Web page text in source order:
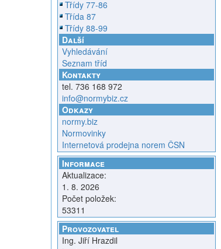
Třídy 77-86
Třída 87
Třídy 88-99
Další
Vyhledávání
Seznam tříd
Kontakty
tel. 736 168 972
info@normybiz.cz
Odkazy
normy.biz
Normovinky
Internetová prodejna norem ČSN
Informace
Aktualizace:
1. 8. 2026
Počet položek:
53311
Provozovatel
Ing. Jiří Hrazdil